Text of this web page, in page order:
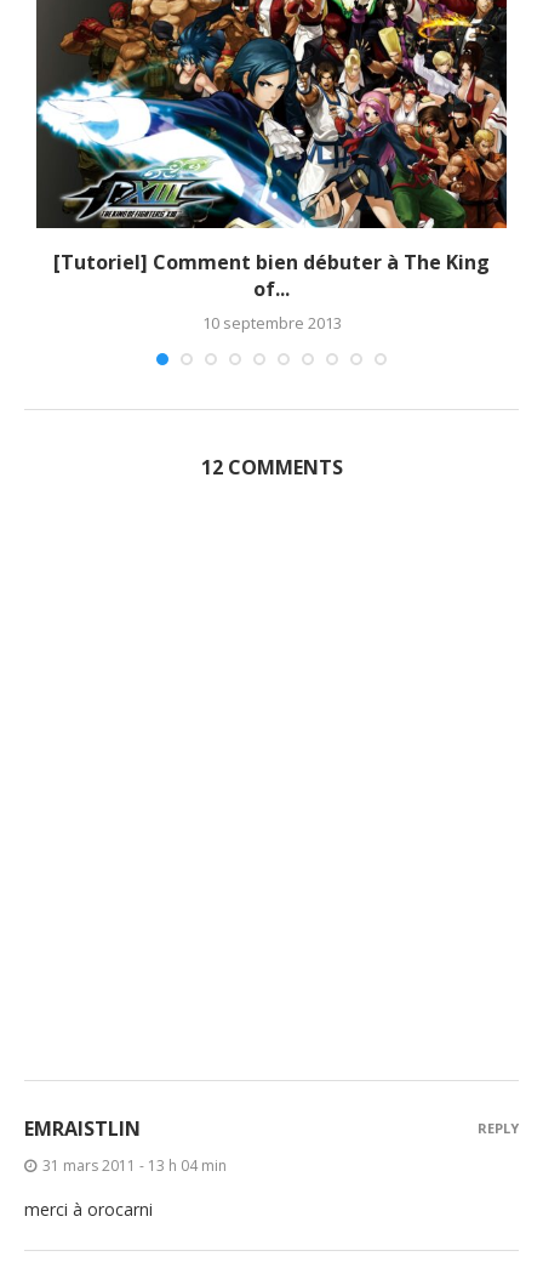
[Tutoriel] Comment bien débuter à The King
of...
10 septembre 2013
12 COMMENTS
EMRAISTLIN
31 mars 2011 - 13 h 04 min
merci à orocarni
REPLY